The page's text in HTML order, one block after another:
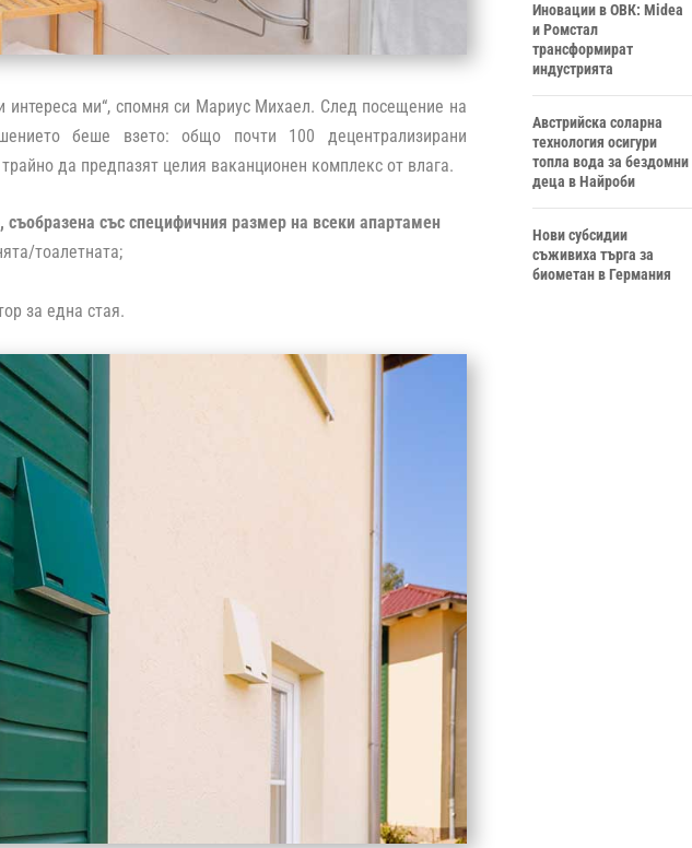
ми“, спомня си Мариус Михаел. След посещение на
беше взето: общо почти 100 децентрализирани
да предпазят целия ваканционен комплекс от влага.
със специфичния размер на всеки апартамен
тоалетната;
за една стая.
Иновации в ОВК: Midea
и Ромстал
трансформират
индустрията
Австрийска соларна
технология осигури
топла вода за бездомни
деца в Найроби
Нови субсидии
съживиха търга за
биометан в Германия